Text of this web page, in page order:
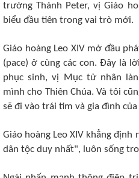
trường Thánh Peter, vị Giáo
biểu đầu tiên trong vai trò mới.
Giáo hoàng Leo XIV mở đầu
(pace) ở cùng các con. Đây là
phục sinh, vị Mục tử nhân
mình cho Thiên Chúa. Và tôi
sẽ đi vào trái tim và gia đình
Giáo hoàng Leo XIV khẳng
dân tộc duy nhất", luôn sống